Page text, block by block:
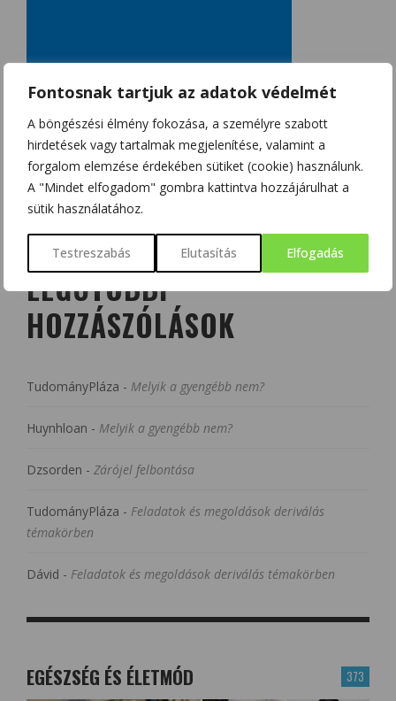
Fontosnak tartjuk az adatok védelmét
A böngészési élmény fokozása, a személyre szabott
hirdetések vagy tartalmak megjelenítése, valamint a
forgalom elemzése érdekében sütiket (cookie) használunk.
A "Mindet elfogadom" gombra kattintva hozzájárulhat a
sütik használatához.
Testreszabás Elutasítás Elfogadás
LEGUTÓBBI
HOZZÁSZÓLÁSOK
TudományPláza - Melyik a gyengébb nem?
Huynhloan - Melyik a gyengébb nem?
Dzsorden - Zárójel felbontása
TudományPláza - Feladatok és megoldások deriválás
témakörben
Dávid - Feladatok és megoldások deriválás témakörben
373
EGÉSZSÉG ÉS ÉLETMÓD